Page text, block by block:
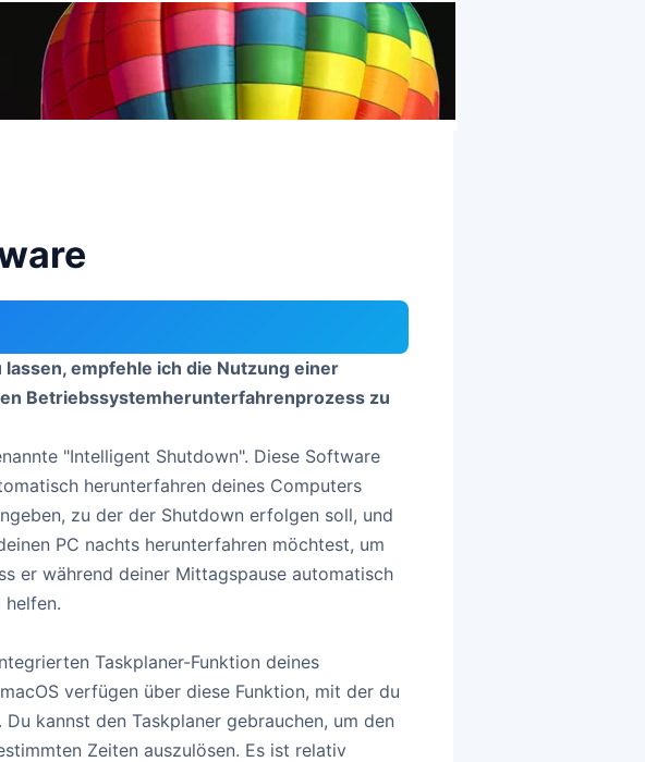
empfehle ich die Nutzung einer
Betriebssystemherunterfahrenprozess zu
"Intelligent Shutdown". Diese Software
herunterfahren deines Computers
zu der der Shutdown erfolgen soll, und
PC nachts herunterfahren möchtest, um
er während deiner Mittagspause automatisch
Taskplaner-Funktion deines
verfügen über diese Funktion, mit der du
kannst den Taskplaner gebrauchen, um den
Zeiten auszulösen. Es ist relativ